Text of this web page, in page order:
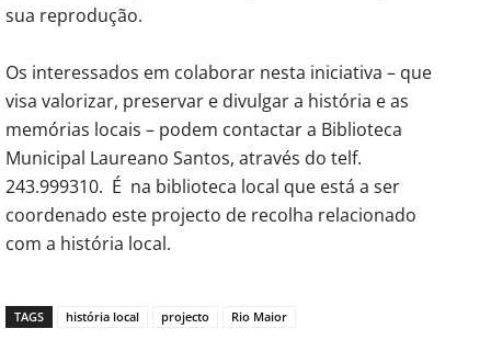
sua reprodução.
Os interessados em colaborar nesta iniciativa – que
visa valorizar, preservar e divulgar a história e as
memórias locais – podem contactar a Biblioteca
Municipal Laureano Santos, através do telf.
243.999310. É na biblioteca local que está a ser
coordenado este projecto de recolha relacionado
com a história local.
TAGS história local projecto Rio Maior